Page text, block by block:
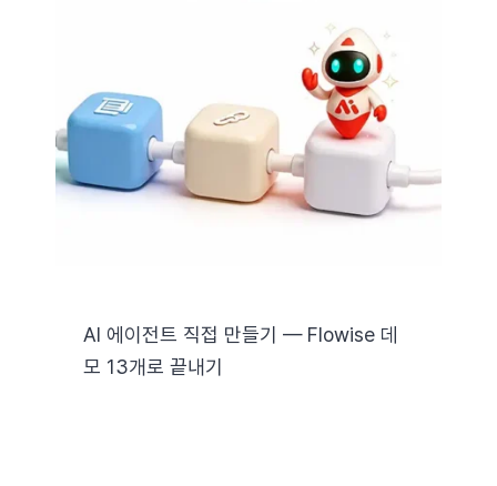
블로그
자료실
Search
AI 에이전트 직접 만들기 — Flowise 데
모 13개로 끝내기